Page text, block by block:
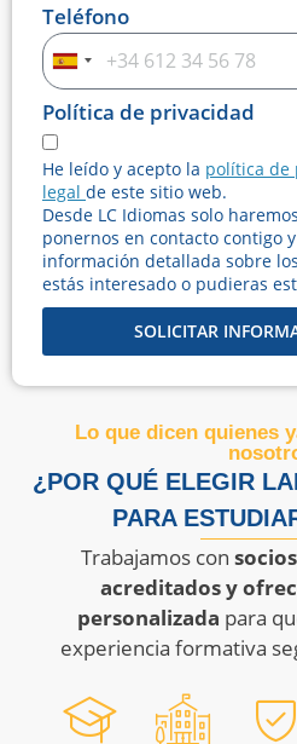
Teléfono
Spain
+34
Política de privacidad
He leído y acepto la política de
legal de este sitio web.
Desde LC Idiomas solo
ponernos en contacto contigo
información detallada sobre
estás interesado o pudieras
SOLICITAR
Lo que dicen quienes
¿POR QUÉ ELEGIR
PARA
Trabajamos con
acreditados y
personalizada para
experiencia formativa